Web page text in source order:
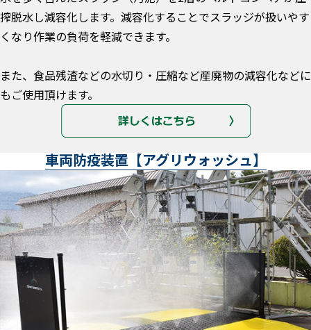
搾脱水し減容化します。減容化することでスラッジが扱いやす
くなり作業の負荷を軽減できます。
また、食品残渣などの水切り・圧縮など産廃物の減容化などに
もご使用頂けます。
車両防疫装置【アグリウォッシュ】